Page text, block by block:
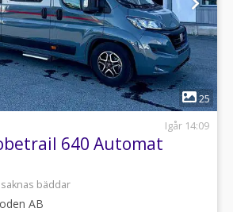
1
25
Igår 14:09
640 Automat
bäddar
AB